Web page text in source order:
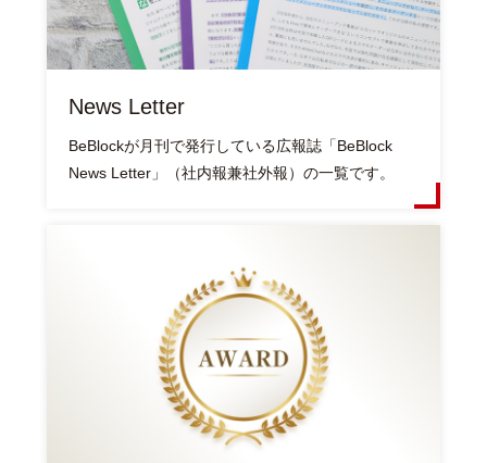
News Letter
BeBlockが月刊で発行している広報誌「BeBlock
News Letter」（社内報兼社外報）の一覧です。